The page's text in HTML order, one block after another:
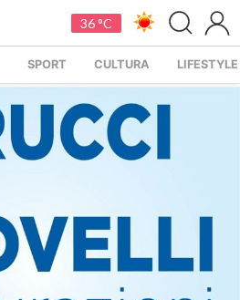
36 °C
SPORT CULTURA LIFESTYLE